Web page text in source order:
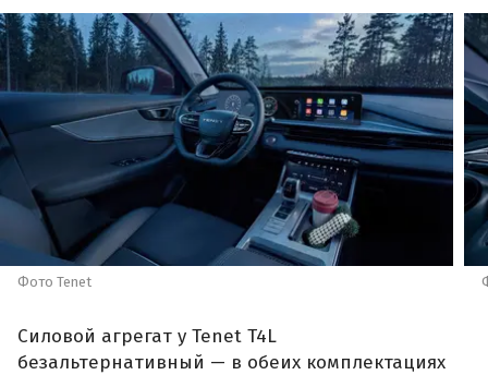
Фото Tenet
Силовой агрегат у Tenet T4L
безальтернативный — в обеих комплектациях